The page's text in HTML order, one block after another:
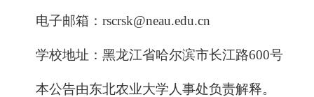
电子邮箱：rscrsk@neau.edu.cn
学校地址：黑龙江省哈尔滨市长江路600号
本公告由东北农业大学人事处负责解释。